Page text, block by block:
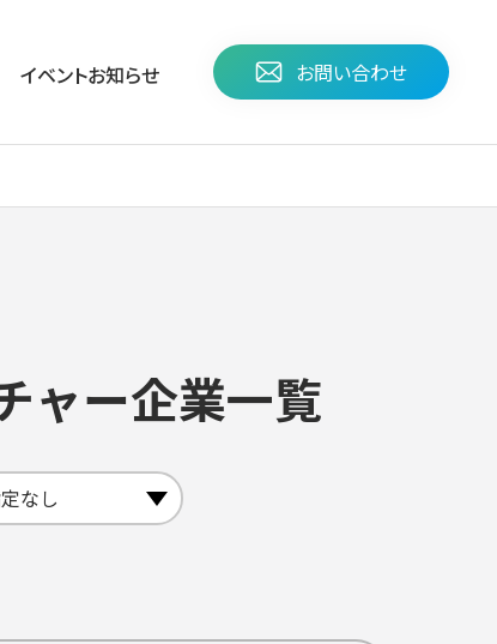
お問い合わせ
イベントお知らせ
ャー企業一覧